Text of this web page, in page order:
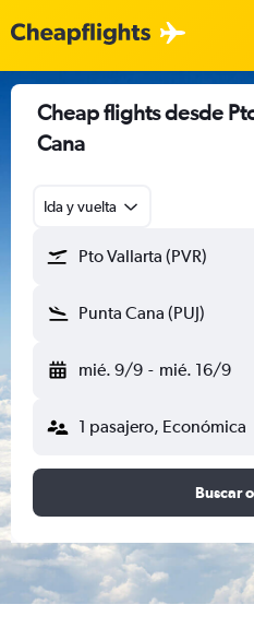
Cheap flights desde
Cana
Ida y vuelta
Pto Vallarta (PVR)
Punta Cana (PUJ)
mié. 9/9 - mié. 16/9
1 pasajero, Económica
Buscar